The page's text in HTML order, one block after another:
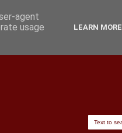
agent
usage
LEARN MORE